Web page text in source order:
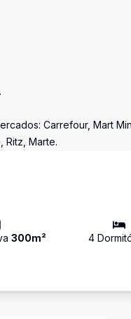
Carrefour, Mart
Ritz, Marte.
300m² 4